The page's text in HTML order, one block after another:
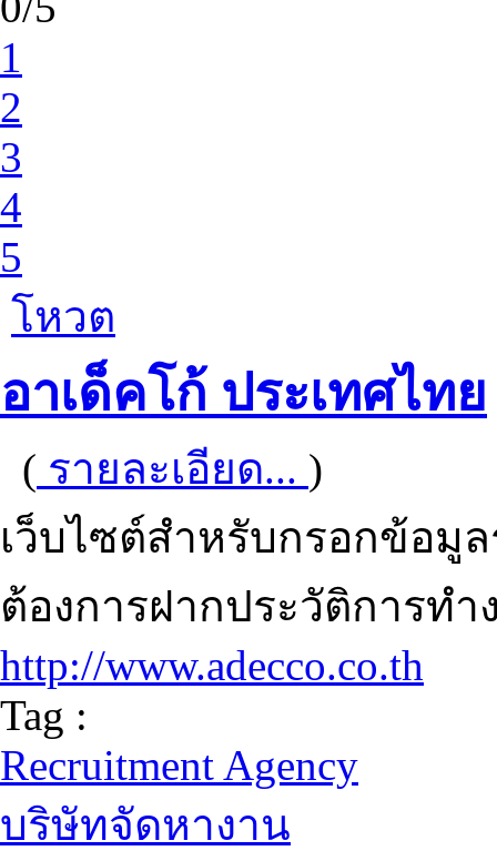
1
2
3
4
5
โหวต
อาเด็คโก้ ประเทศไทย
( รายละเอียด... )
เว็บไซต์สำหรับกรอกข้อมู
ต้องการฝากประวัติการทำ
http://www.adecco.co.th
Tag :
Recruitment Agency
บริษัทจัดหางาน